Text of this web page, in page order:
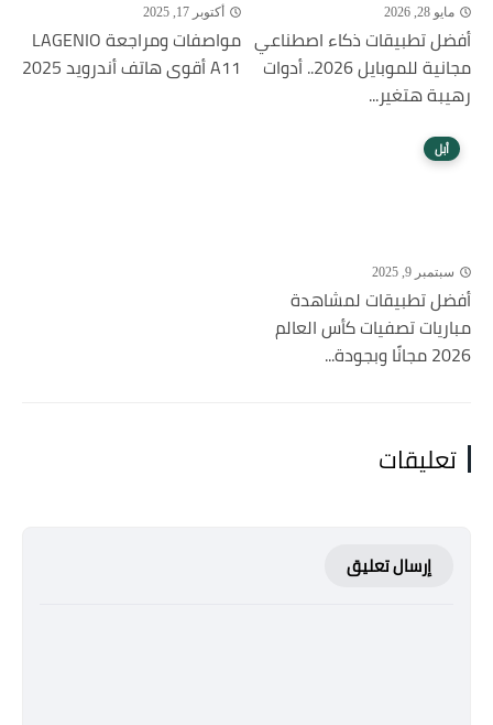
مايو 28, 2026
أفضل تطبيقات ذكاء اصطناعي
مجانية للموبايل 2026.. أدوات
رهيبة هتغير...
أكتوبر 17, 2025
مواصفات ومراجعة LAGENIO
A11 أقوى هاتف أندرويد 2025
أبل
سبتمبر 9, 2025
أفضل تطبيقات لمشاهدة
مباريات تصفيات كأس العالم
2026 مجانًا وبجودة...
تعليقات
إرسال تعليق